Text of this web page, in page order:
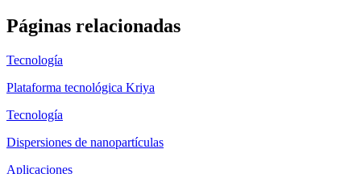
Páginas relacionadas
Tecnología
Plataforma tecnológica Kriya
Tecnología
Dispersiones de nanopartículas
Aplicaciones